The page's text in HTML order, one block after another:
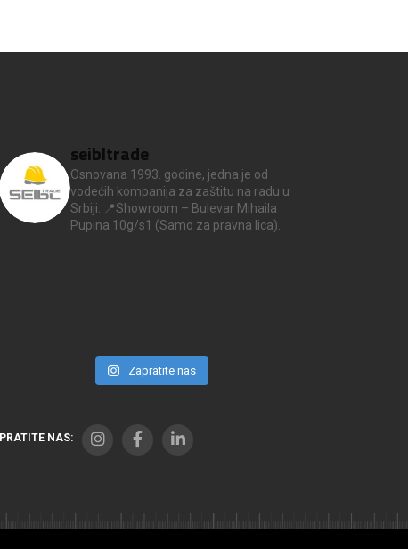
seibltrade
Osnovana 1993. godine, jedna je od
vodećih kompanija za zaštitu na radu u
Srbiji.
📍Showroom – Bulevar Mihaila
Pupina 10g/s1 (Samo za pravna lica).
Zapratite nas
PRATITE NAS: